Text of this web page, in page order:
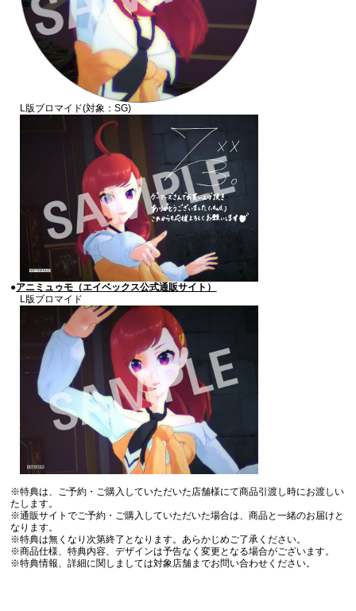
L版ブロマイド(対象：SG)
●アニミュゥモ（エイベックス公式通販サイト）
L版ブロマイド
※特典は、ご予約・ご購入していただいた店舗様にて商品引渡し時にお渡しい
たします。
※通販サイトでご予約・ご購入していただいた場合は、商品と一緒のお届けと
なります。
※特典は無くなり次第終了となります。あらかじめご了承ください。
※商品仕様、特典内容、デザインは予告なく変更となる場合がございます。
※特典情報、詳細に関しましては対象店舗までお問い合わせください。